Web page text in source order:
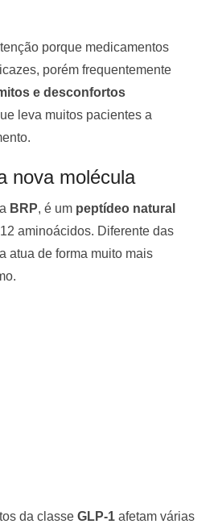
porque medicamentos
porém frequentemente
e desconfortos
leva muitos pacientes a
nova molécula
BRP, é um peptídeo natural
aminoácidos. Diferente das
atua de forma muito mais
da classe GLP-1 afetam várias